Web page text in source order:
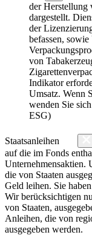
der Herstellung
dargestellt.
der
befassen,
von
Indikator
Umsatz. Wenn
wenden Sie
ESG)
Staatsanleihen
auf die im Fonds
Unternehmensaktien.
die von Staaten
Geld leihen. Sie
Wir berücksichtigen
von Staaten,
Anleihen, die von
ausgegeben werden.